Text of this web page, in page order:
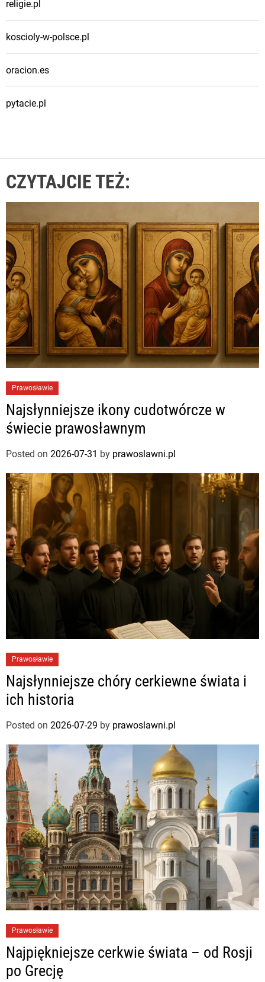
religie.pl
koscioly-w-polsce.pl
oracion.es
pytacie.pl
CZYTAJCIE TEŻ:
Prawosławie
Najsłynniejsze ikony cudotwórcze w
świecie prawosławnym
Posted on 2026-07-31 by prawoslawni.pl
Prawosławie
Najsłynniejsze chóry cerkiewne świata i
ich historia
Posted on 2026-07-29 by prawoslawni.pl
Prawosławie
Najpiękniejsze cerkwie świata – od Rosji
po Grecję